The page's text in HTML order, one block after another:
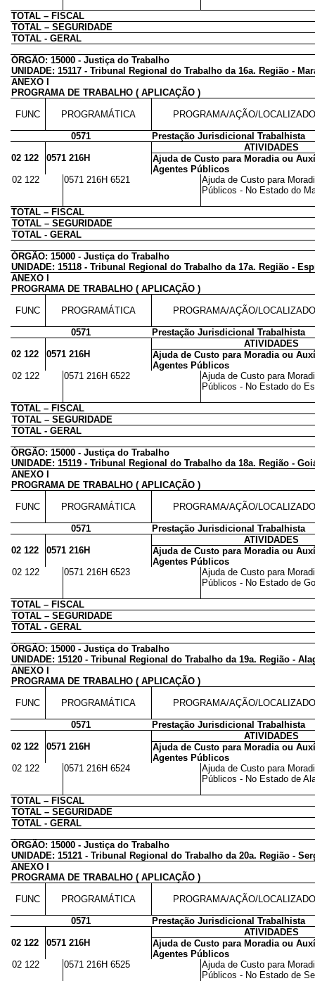
TOTAL – FISCAL
TOTAL – SEGURIDADE
TOTAL - GERAL
ÓRGÃO: 15000 - Justiça do Trabalho
UNIDADE: 15117 - Tribunal Regional do Trabalho da 16a. Região -
ANEXO I
PROGRAMA DE TRABALHO ( APLICAÇÃO )
FUNC PROGRAMÁTICA PROGRAMA/AÇÃO/
0571
Prestação Jurisdicional Trabalhista
ATIVIDADES
02 122
0571 216H
Ajuda de Custo para Moradia ou
Agentes Públicos
02 122
0571 216H 6521
Ajuda de Custo para
Públicos - No Estado do
TOTAL – FISCAL
TOTAL – SEGURIDADE
TOTAL - GERAL
ÓRGÃO: 15000 - Justiça do Trabalho
UNIDADE: 15118 - Tribunal Regional do Trabalho da 17a. Região -
ANEXO I
PROGRAMA DE TRABALHO ( APLICAÇÃO )
FUNC PROGRAMÁTICA PROGRAMA/AÇÃO/
0571
Prestação Jurisdicional Trabalhista
ATIVIDADES
02 122
0571 216H
Ajuda de Custo para Moradia ou
Agentes Públicos
02 122
0571 216H 6522
Ajuda de Custo para
Públicos - No Estado do
TOTAL – FISCAL
TOTAL – SEGURIDADE
TOTAL - GERAL
ÓRGÃO: 15000 - Justiça do Trabalho
UNIDADE: 15119 - Tribunal Regional do Trabalho da 18a. Região -
ANEXO I
PROGRAMA DE TRABALHO ( APLICAÇÃO )
FUNC PROGRAMÁTICA PROGRAMA/AÇÃO/
0571
Prestação Jurisdicional Trabalhista
ATIVIDADES
02 122
0571 216H
Ajuda de Custo para Moradia ou
Agentes Públicos
02 122
0571 216H 6523
Ajuda de Custo para
Públicos - No Estado de
TOTAL – FISCAL
TOTAL – SEGURIDADE
TOTAL - GERAL
ÓRGÃO: 15000 - Justiça do Trabalho
UNIDADE: 15120 - Tribunal Regional do Trabalho da 19a. Região -
ANEXO I
PROGRAMA DE TRABALHO ( APLICAÇÃO )
FUNC PROGRAMÁTICA PROGRAMA/AÇÃO/
0571
Prestação Jurisdicional Trabalhista
ATIVIDADES
02 122
0571 216H
Ajuda de Custo para Moradia ou
Agentes Públicos
02 122
0571 216H 6524
Ajuda de Custo para
Públicos - No Estado de
TOTAL – FISCAL
TOTAL – SEGURIDADE
TOTAL - GERAL
ÓRGÃO: 15000 - Justiça do Trabalho
UNIDADE: 15121 - Tribunal Regional do Trabalho da 20a. Região -
ANEXO I
PROGRAMA DE TRABALHO ( APLICAÇÃO )
FUNC PROGRAMÁTICA PROGRAMA/AÇÃO/
0571
Prestação Jurisdicional Trabalhista
ATIVIDADES
02 122
0571 216H
Ajuda de Custo para Moradia ou
Agentes Públicos
02 122
0571 216H 6525
Ajuda de Custo para
Públicos - No Estado de